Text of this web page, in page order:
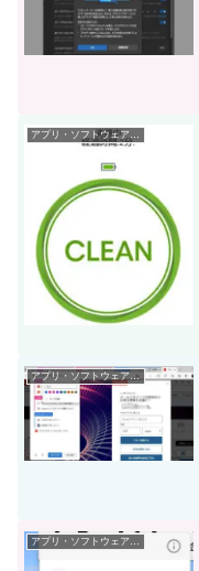
アプリ・ソフトウェア・サービス
アプリ・ソフトウェア・サービス